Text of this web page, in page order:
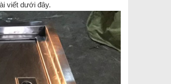
viết dưới đây.